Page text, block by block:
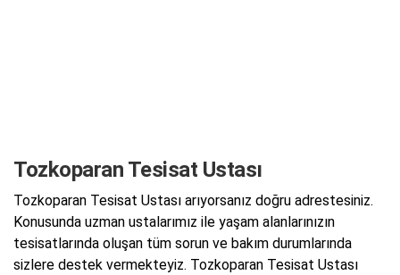
Tozkoparan Tesisat Ustası
Tozkoparan Tesisat Ustası arıyorsanız doğru adrestesiniz.
Konusunda uzman ustalarımız ile yaşam alanlarınızın
tesisatlarında oluşan tüm sorun ve bakım durumlarında
sizlere destek vermekteyiz. Tozkoparan Tesisat Ustası